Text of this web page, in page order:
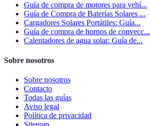
Guía de compra de motores para vehí...
Guía de Compra de Baterías Solares ...
Cargadores Solares Portátiles: Guía...
Guía de compra de hornos de convecc...
Calentadores de agua solar: Guía de...
Sobre nosotros
Sobre nosotros
Contacto
Todas las guías
Aviso legal
Política de privacidad
Sitemap